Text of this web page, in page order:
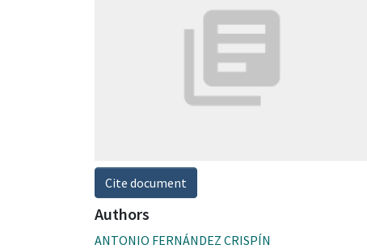
Cite document
Authors
ANTONIO FERNÁNDEZ CRISPÍN